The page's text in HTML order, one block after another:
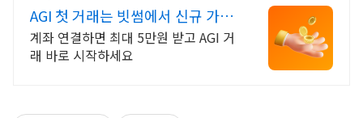
AGI 첫 거래는 빗썸에서 신규 가입
시 5만원 혜택
계좌 연결하면 최대 5만원 받고 AGI 거
래 바로 시작하세요